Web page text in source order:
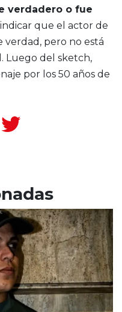
verdadero o fue
que el actor de
verdad, pero no está
Luego del sketch,
por los 50 años de